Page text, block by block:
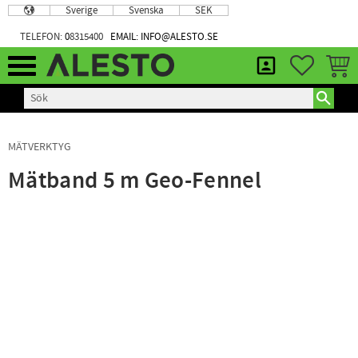
Meny
Sverige Svenska SEK
TELEFON:08315400 EMAIL: INFO@ALESTO.SE
MÄTVERKTYG
Mätband 5 m Geo-Fennel